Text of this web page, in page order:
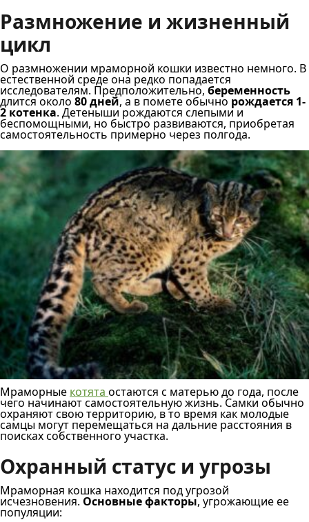
Размножение и жизненный
цикл
О размножении мраморной кошки известно немного. В
естественной среде она редко попадается
исследователям. Предположительно, беременность
длится около 80 дней, а в помете обычно рождается 1-
2 котенка. Детеныши рождаются слепыми и
беспомощными, но быстро развиваются, приобретая
самостоятельность примерно через полгода.
Мраморные котята остаются с матерью до года, после
чего начинают самостоятельную жизнь. Самки обычно
охраняют свою территорию, в то время как молодые
самцы могут перемещаться на дальние расстояния в
поисках собственного участка.
Охранный статус и угрозы
Мраморная кошка находится под угрозой
исчезновения. Основные факторы, угрожающие ее
популяции: